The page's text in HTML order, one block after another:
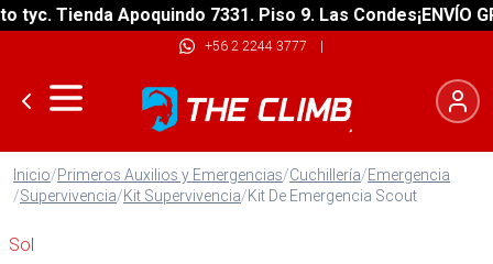
Tienda Apoquindo 7331. Piso 9. Las Condes¡ENVÍO
+56 2 2244 3777 |
Inicio/Primeros Auxilios y Emergencias/Cuchillería/Emergencia
/Supervivencia/Kit Supervivencia/Kit De Emergencia Scout
Sol